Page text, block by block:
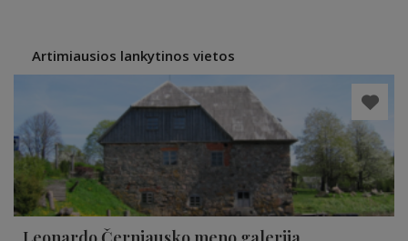
Artimiausios lankytinos vietos